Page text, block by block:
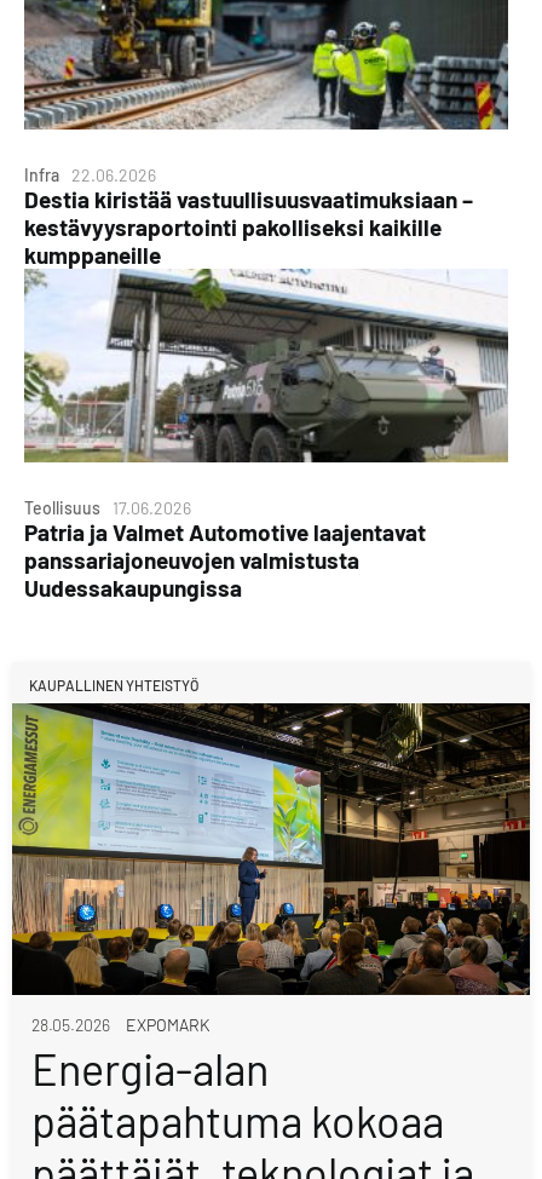
Infra 22.06.2026
Destia kiristää vastuullisuusvaatimuksiaan –
kestävyysraportointi pakolliseksi kaikille
kumppaneille
Teollisuus 17.06.2026
Patria ja Valmet Automotive laajentavat
panssariajoneuvojen valmistusta
Uudessakaupungissa
KAUPALLINEN YHTEISTYÖ
28.05.2026 EXPOMARK
Energia-alan
päätapahtuma kokoaa